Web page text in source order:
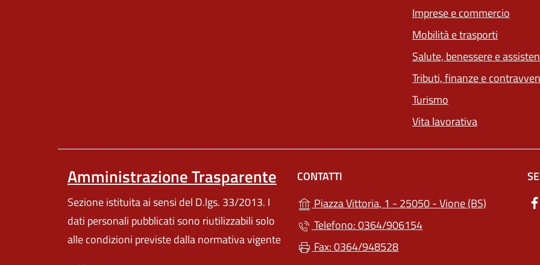
Imprese e commercio
Mobilità e trasporti
Salute, benessere e
Tributi, finanze e
Turismo
Vita lavorativa
Amministrazione Trasparente
Sezione istituita ai sensi del D.lgs. 33/2013. I
dati personali pubblicati sono riutilizzabili solo
alle condizioni previste dalla normativa vigente
CONTATTI
Piazza Vittoria, 1 - 25050 - Vione (BS) (apre in
Telefono: 0364/906154
Fax: 0364/948528